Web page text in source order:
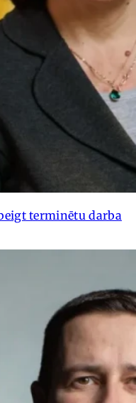
terminētu darba